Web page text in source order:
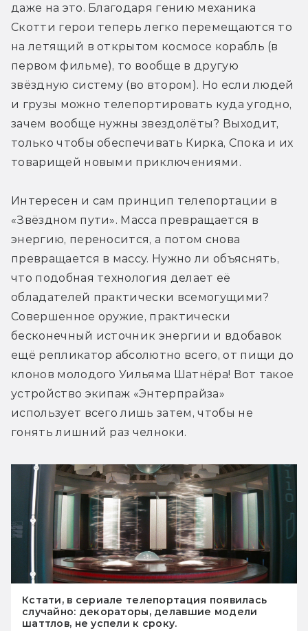
даже на это. Благодаря гению механика
Скотти герои теперь легко перемещаются то
на летящий в открытом космосе корабль (в
первом фильме), то вообще в другую
звёздную систему (во втором). Но если людей
и грузы можно телепортировать куда угодно,
зачем вообще нужны звездолёты? Выходит,
только чтобы обеспечивать Кирка, Спока и их
товарищей новыми приключениями.
Интересен и сам принцип телепортации в
«Звёздном пути». Масса превращается в
энергию, переносится, а потом снова
превращается в массу. Нужно ли объяснять,
что подобная технология делает её
обладателей практически всемогущими?
Совершенное оружие, практически
бесконечный источник энергии и вдобавок
ещё репликатор абсолютно всего, от пищи до
клонов молодого Уильяма Шатнёра! Вот такое
устройство экипаж «Энтерпрайза»
использует всего лишь затем, чтобы не
гонять лишний раз челноки.
Кстати, в сериале телепортация появилась
случайно: декораторы, делавшие модели
шаттлов, не успели к сроку.